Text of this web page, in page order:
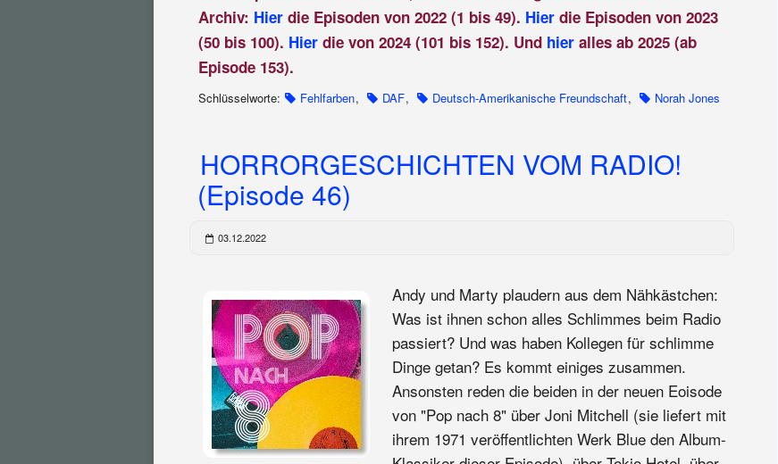
Archiv: Hier die Episoden von 2022 (1 bis 49). Hier die Episoden von 2023
(50 bis 100). Hier die von 2024 (101 bis 152). Und hier alles ab 2025 (ab
Episode 153).
Schlüsselworte: Fehlfarben, DAF, Deutsch-Amerikanische Freundschaft, Norah Jones
HORRORGESCHICHTEN VOM RADIO!
(Episode 46)
03.12.2022
Andy und Marty plaudern aus dem Nähkästchen:
Was ist ihnen schon alles Schlimmes beim Radio
passiert? Und was haben Kollegen für schlimme
Dinge getan? Es kommt einiges zusammen.
Ansonsten reden die beiden in der neuen Eoisode
von "Pop nach 8" über Joni Mitchell (sie liefert mit
ihrem 1971 veröffentlichten Werk Blue den Album-